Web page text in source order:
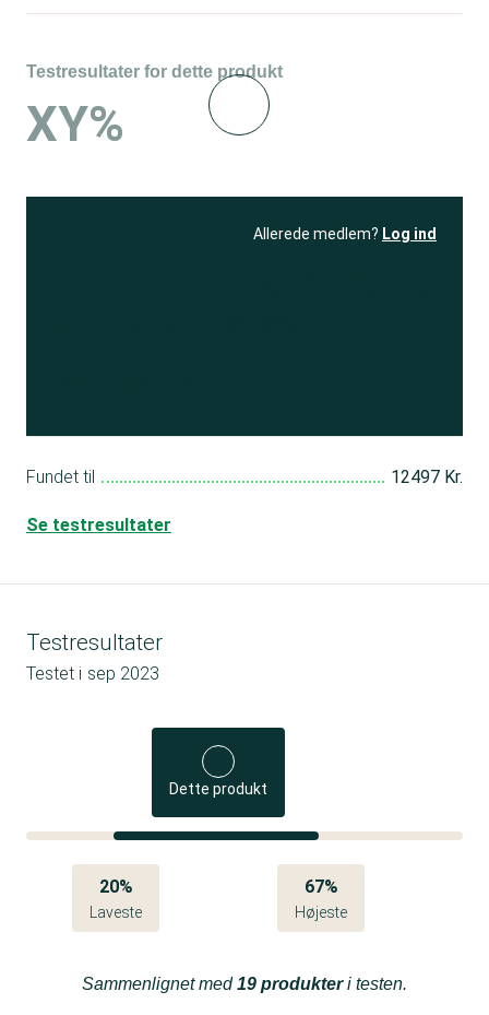
Testresultater for dette produkt
XY%
Allerede medlem? Log ind
Fundet til 12497 Kr.
Se testresultater
Testresultater
Testet i sep 2023
Dette produkt
20%
Laveste
67%
Højeste
Sammenlignet med19 produkteri testen.